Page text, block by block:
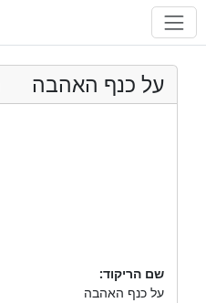
על כנף האהבה
שם הריקוד:
על כנף האהבה